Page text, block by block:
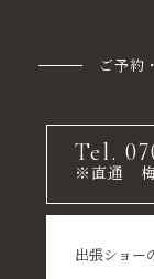
ご予約
Tel.
※直通 梅
出張ショー